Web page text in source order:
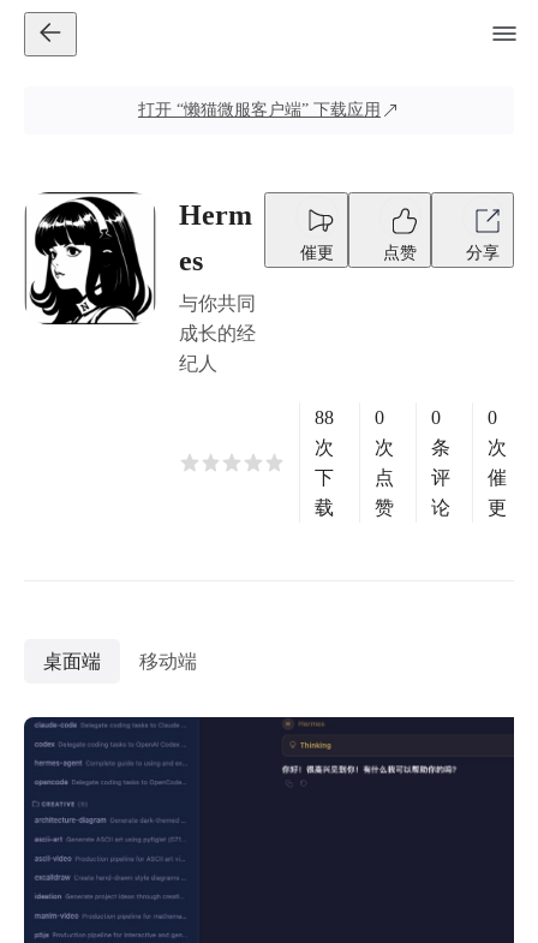
打开 “懒猫微服客户端” 下载应用
Herm
es
与你共同
成长的经
纪人
催更 点赞 分享
88
次
下
载
0
次
点
赞
0
条
评
论
0
次
催
更
桌面端 移动端